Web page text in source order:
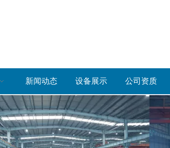
新闻动态 设备展示 公司资质